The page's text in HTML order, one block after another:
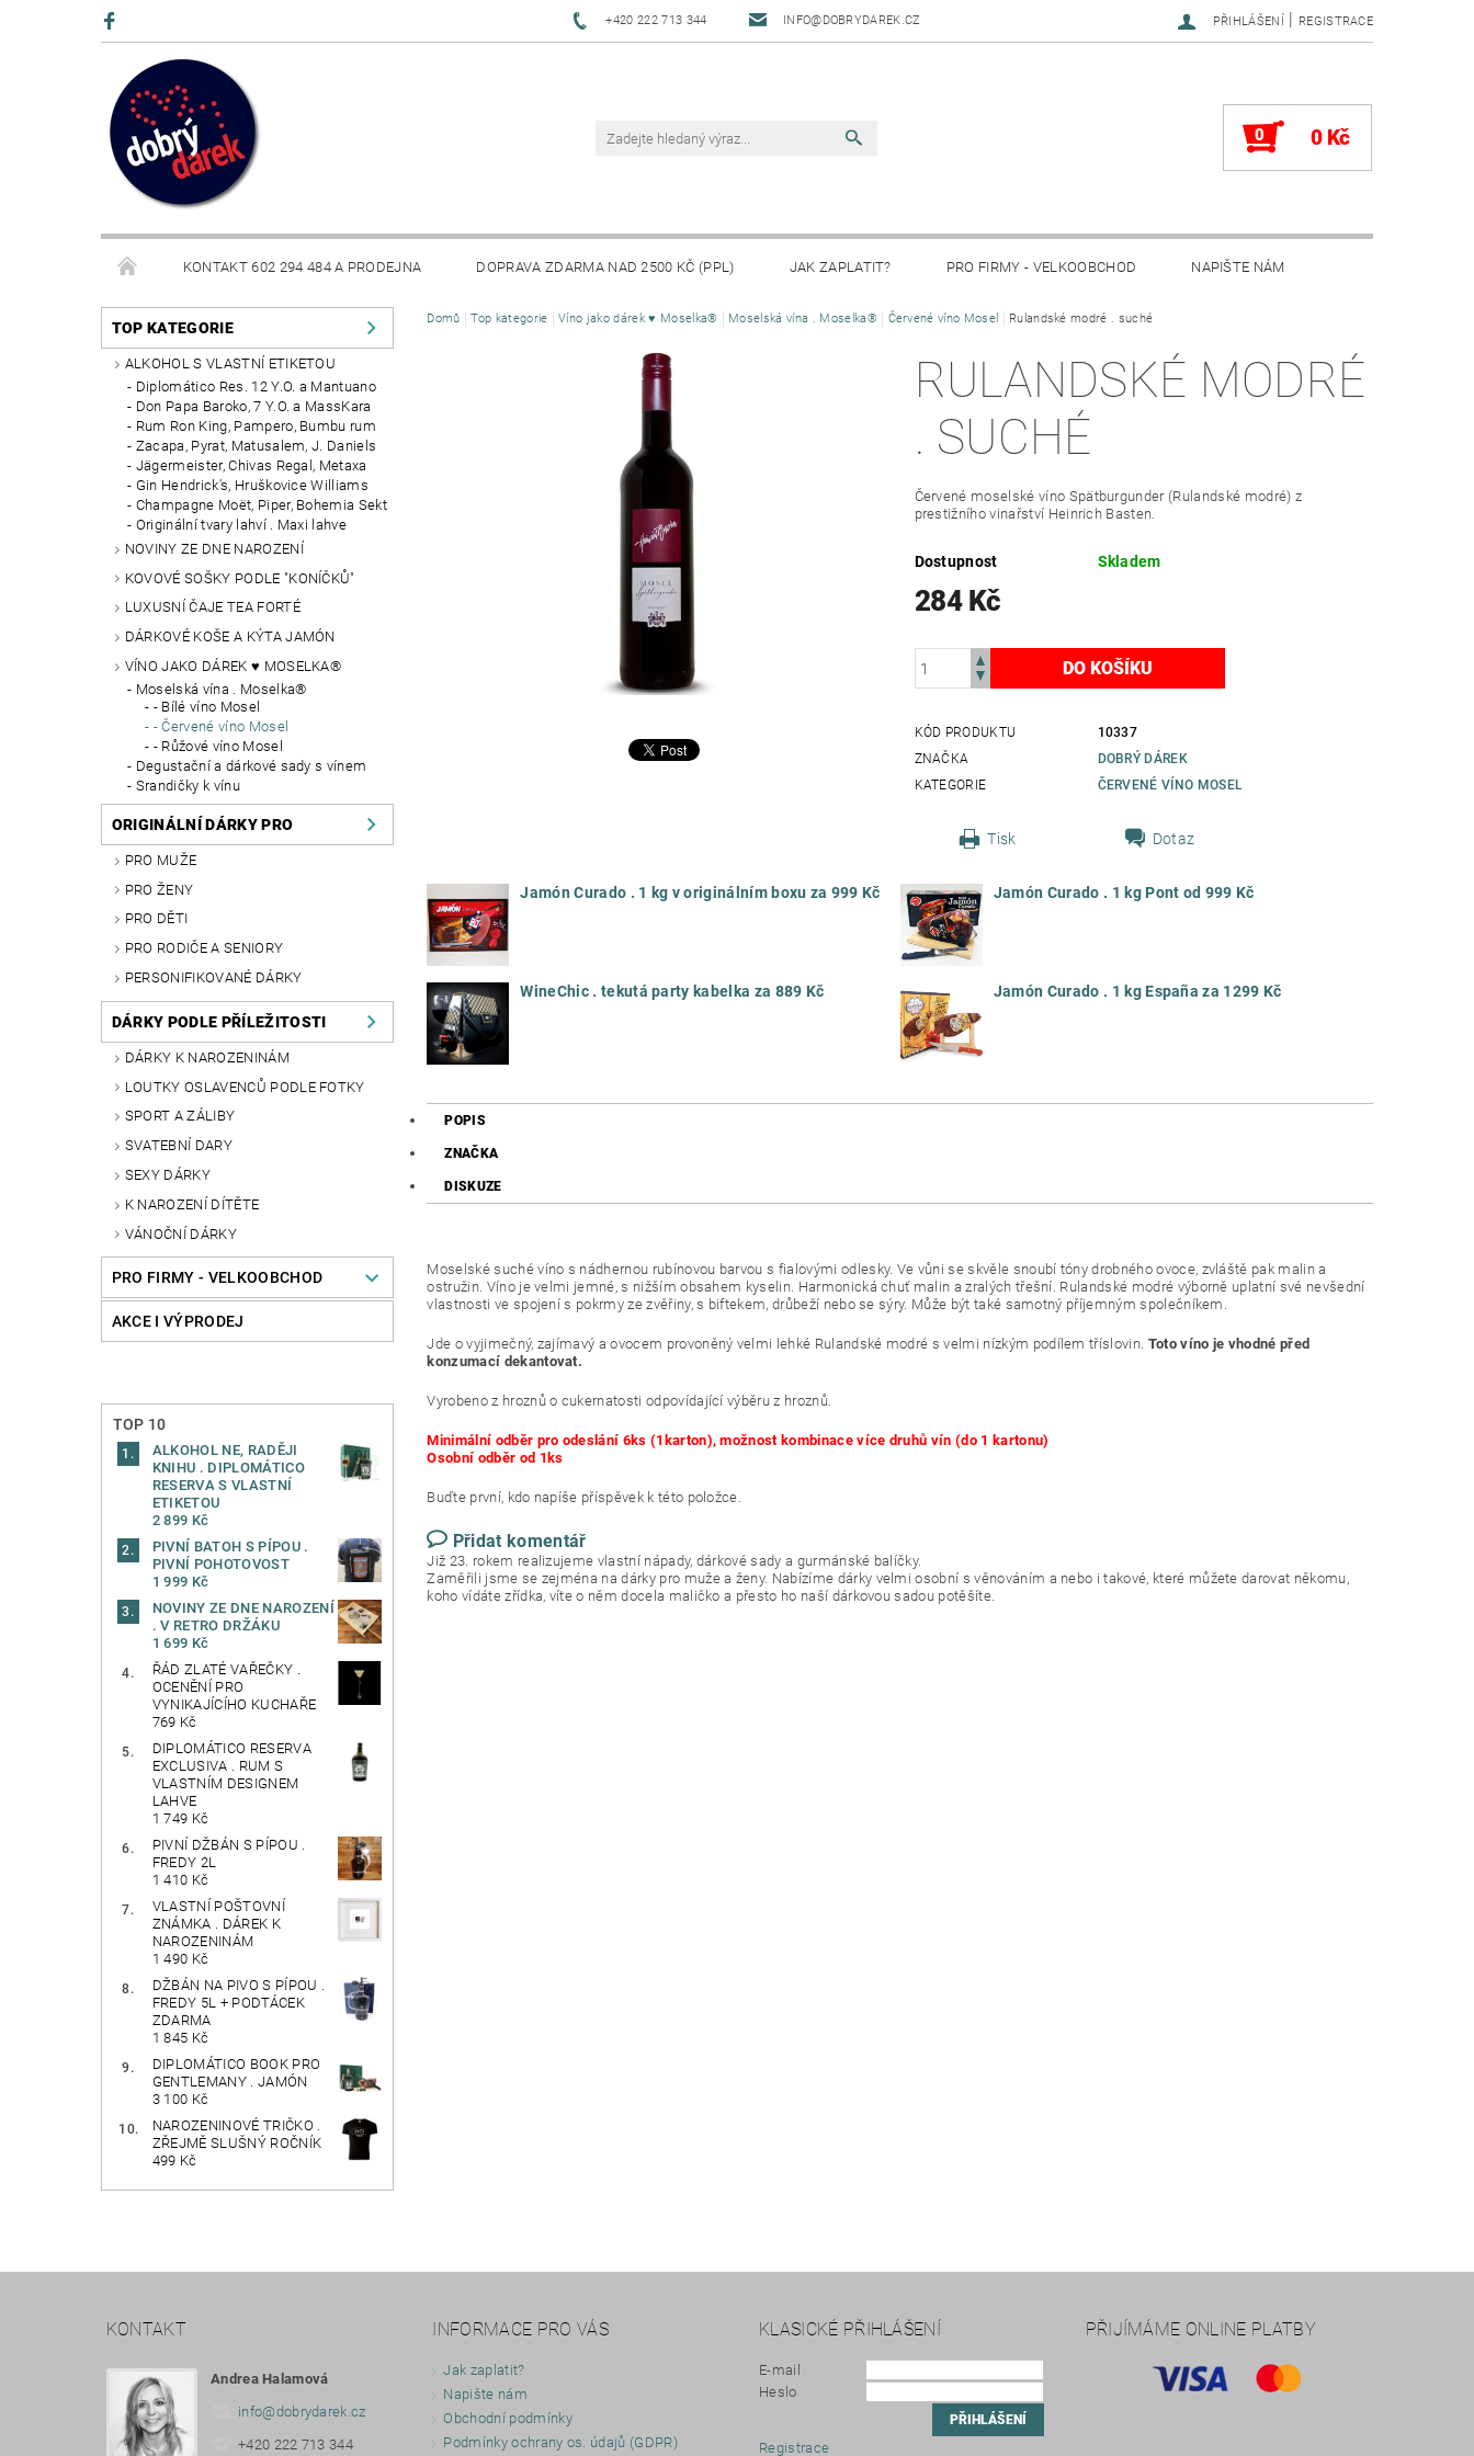
+420 222 713 344 INFO@DOBRYDAREK.CZ PŘIHLÁŠENÍ | REGISTRACE
0 0 Kč
KONTAKT 602 294 484 A PRODEJNA DOPRAVA ZDARMA NAD 2500 KČ (PPL) JAK ZAPLATIT? PRO FIRMY - VELKOOBCHOD NAPIŠTE NÁM
BLOG
TOP KATEGORIE
ALKOHOL S VLASTNÍ ETIKETOU
Diplomático Res. 12 Y.O. a Mantuano
Don Papa Baroko, 7 Y.O. a MassKara
Rum Ron King, Pampero, Bumbu rum
Zacapa, Pyrat, Matusalem, J. Daniels
Jägermeister, Chivas Regal, Metaxa
Gin Hendrick's, Hruškovice Williams
Champagne Moët, Piper, Bohemia Sekt
Originální tvary lahví . Maxi lahve
NOVINY ZE DNE NAROZENÍ
KOVOVÉ SOŠKY PODLE "KONÍČKŮ"
LUXUSNÍ ČAJE TEA FORTÉ
DÁRKOVÉ KOŠE A KÝTA JAMÓN
VÍNO JAKO DÁREK ♥ MOSELKA®
Moselská vína . Moselka®
- Bílé víno Mosel
- Červené víno Mosel
- Růžové víno Mosel
Degustační a dárkové sady s vínem
Srandičky k vínu
ORIGINÁLNÍ DÁRKY PRO
PRO MUŽE
PRO ŽENY
PRO DĚTI
PRO RODIČE A SENIORY
PERSONIFIKOVANÉ DÁRKY
DÁRKY PODLE PŘÍLEŽITOSTI
DÁRKY K NAROZENINÁM
LOUTKY OSLAVENCŮ PODLE FOTKY
SPORT A ZÁLIBY
SVATEBNÍ DARY
SEXY DÁRKY
K NAROZENÍ DÍTĚTE
VÁNOČNÍ DÁRKY
PRO FIRMY - VELKOOBCHOD
AKCE I VÝPRODEJ
TOP 10
ALKOHOL NE, RADĚJI
KNIHU . DIPLOMÁTICO
RESERVA S VLASTNÍ
ETIKETOU
2 899 Kč
PIVNÍ BATOH S PÍPOU .
PIVNÍ POHOTOVOST
1 999 Kč
NOVINY ZE DNE NAROZENÍ
. V RETRO DRŽÁKU
1 699 Kč
ŘÁD ZLATÉ VAŘEČKY .
OCENĚNÍ PRO
VYNIKAJÍCÍHO KUCHAŘE
769 Kč
DIPLOMÁTICO RESERVA
EXCLUSIVA . RUM S
VLASTNÍM DESIGNEM
LAHVE
1 749 Kč
PIVNÍ DŽBÁN S PÍPOU .
FREDY 2L
1 410 Kč
VLASTNÍ POŠTOVNÍ
ZNÁMKA . DÁREK K
NAROZENINÁM
1 490 Kč
DŽBÁN NA PIVO S PÍPOU .
FREDY 5L + PODTÁCEK
ZDARMA
1 845 Kč
DIPLOMÁTICO BOOK PRO
GENTLEMANY . JAMÓN
3 100 Kč
NAROZENINOVÉ TRIČKO .
ZŘEJMĚ SLUŠNÝ ROČNÍK
499 Kč
Domů Top kategorie Víno jako dárek ♥ Moselka® Moselská vína . Moselka® Červené víno Mosel Rulandské modré . suché
RULANDSKÉ MODRÉ
. SUCHÉ
Červené moselské víno Spätburgunder (Rulandské modré) z
prestižního vinařství Heinrich Basten.
Dostupnost Skladem
284 Kč
KÓD PRODUKTU
10337
ZNAČKA
DOBRÝ DÁREK
KATEGORIE
ČERVENÉ VÍNO MOSEL
Tisk Dotaz
Jamón Curado . 1 kg v originálním boxu za 999 Kč Jamón Curado . 1 kg Pont od 999 Kč
WineChic . tekutá party kabelka za 889 Kč Jamón Curado . 1 kg España za 1299 Kč
POPIS
ZNAČKA
DISKUZE
Moselské suché víno s nádhernou rubínovou barvou s fialovými odlesky. Ve vůni se skvěle snoubí tóny drobného ovoce, zvláště pak malin a
ostružin. Víno je velmi jemné, s nižším obsahem kyselin. Harmonická chuť malin a zralých třešní. Rulandské modré výborně uplatní své nevšední
vlastnosti ve spojení s pokrmy ze zvěřiny, s biftekem, drůbeží nebo se sýry. Může být také samotný příjemným společníkem.
Jde o vyjimečný, zajímavý a ovocem provoněný velmi lehké Rulandské modré s velmi nízkým podílem tříslovin. Toto víno je vhodné před
konzumací dekantovat.
Vyrobeno z hroznů o cukernatosti odpovídající výběru z hroznů.
Minimální odběr pro odeslání 6ks (1karton), možnost kombinace více druhů vín (do 1 kartonu)
Osobní odběr od 1ks
Buďte první, kdo napíše příspěvek k této položce.
Přidat komentář
Již 23. rokem realizujeme vlastní nápady, dárkové sady a gurmánské balíčky.
Zaměřili jsme se zejména na dárky pro muže a ženy. Nabízíme dárky velmi osobní s věnováním a nebo i takové, které můžete darovat někomu,
koho vídáte zřídka, víte o něm docela maličko a přesto ho naší dárkovou sadou potěšíte.
KONTAKT
Andrea Halamová
info@dobrydarek.cz
+420 222 713 344
INFORMACE PRO VÁS
Jak zaplatit?
Napište nám
Obchodní podmínky
Podmínky ochrany os. údajů (GDPR)
KLASICKÉ PŘIHLÁŠENÍ
E-mail
Heslo
Registrace
PŘIJÍMÁME ONLINE PLATBY